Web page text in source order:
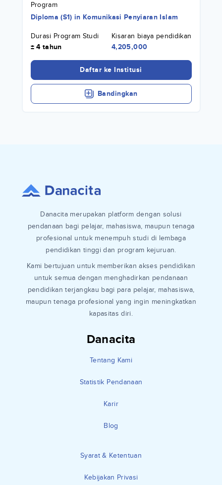
Program
Diploma (S1) in Komunikasi Penyiaran Islam
Durasi Program Studi
± 4 tahun
Kisaran biaya pendidikan
4,205,000
Daftar ke Institusi
Bandingkan
Danacita
Tentang Kami
Statistik Pendanaan
Karir
Blog
Syarat & Ketentuan
Kebijakan Privasi
Danacita merupakan platform dengan solusi
pendanaan bagi pelajar, mahasiswa, maupun tenaga
profesional untuk menempuh studi di lembaga
pendidikan tinggi dan program kejuruan.
Kami bertujuan untuk memberikan akses pendidikan
untuk semua dengan menghadirkan pendanaan
pendidikan terjangkau bagi para pelajar, mahasiswa,
maupun tenaga profesional yang ingin meningkatkan
kapasitas diri.